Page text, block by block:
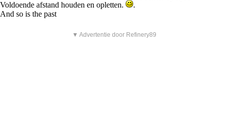
Voldoende afstand houden en opletten.
.
And so is the past
▼ Advertentie door Refinery89